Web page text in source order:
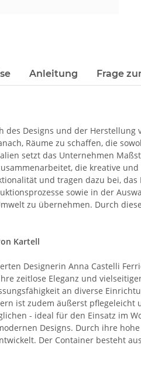
Anleitung Frage
Designs und der
Räume zu schaffen, die
setzt das Unternehmen
die kreative
und tragen dazu bei,
sowie in der
zu übernehmen. Durch
Kartell
Designerin Anna Castelli
zeitlose Eleganz und
an diverse
ist zudem äußerst
- ideal für den Einsatz im
Designs. Durch ihre
Der Container besteht